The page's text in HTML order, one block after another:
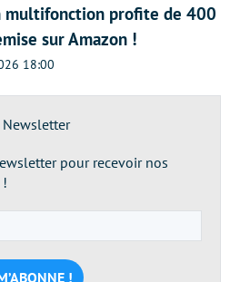
multifonction profite de 400
sur Amazon !
18:00
Newsletter
pour recevoir nos
e-
mail